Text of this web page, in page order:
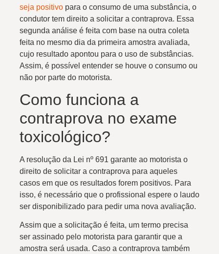
seja positivo para o consumo de uma substância, o
condutor tem direito a solicitar a contraprova. Essa
segunda análise é feita com base na outra coleta
feita no mesmo dia da primeira amostra avaliada,
cujo resultado apontou para o uso de substâncias.
Assim, é possível entender se houve o consumo ou
não por parte do motorista.
Como funciona a
contraprova no exame
toxicológico?
A resolução da Lei nº 691 garante ao motorista o
direito de solicitar a contraprova para aqueles
casos em que os resultados forem positivos. Para
isso, é necessário que o profissional espere o laudo
ser disponibilizado para pedir uma nova avaliação.
Assim que a solicitação é feita, um termo precisa
ser assinado pelo motorista para garantir que a
amostra será usada. Caso a contraprova também